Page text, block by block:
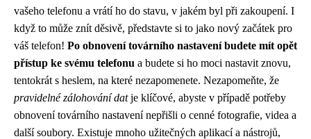
vašeho telefonu a vrátí ho do stavu, v jakém byl při zakoupení. I
když to může znít děsivě, představte si to jako nový začátek pro
váš telefon! Po obnovení továrního nastavení budete mít opět
přístup ke svému telefonu a budete si ho moci nastavit znovu,
tentokrát s heslem, na které nezapomenete. Nezapomeňte, že
pravidelné zálohování datje klíčové, abyste v případě potřeby
obnovení továrního nastavení nepřišli o cenné fotografie, videa a
další soubory. Existuje mnoho užitečných aplikací a nástrojů,